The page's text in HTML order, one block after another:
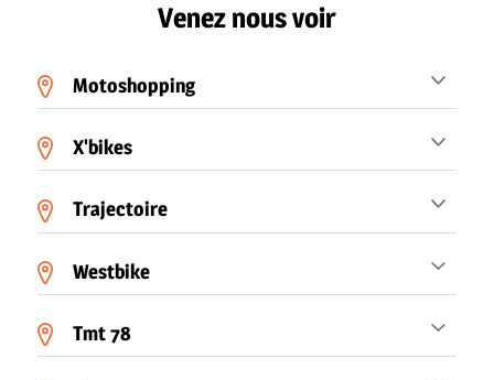
Venez nous voir
Motoshopping
X'bikes
Trajectoire
Westbike
Tmt 78